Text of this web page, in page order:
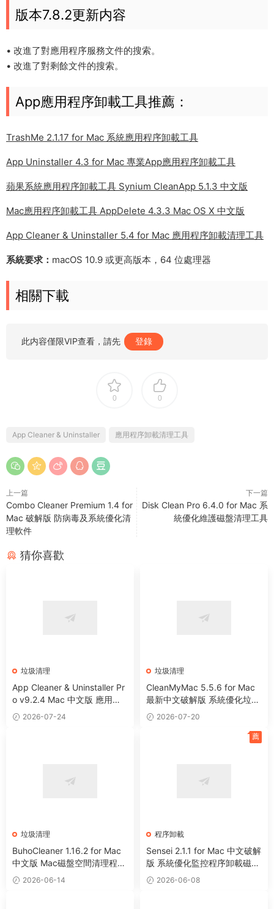
版本7.8.2更新内容
• 改進了對應用程序服務文件的搜索。
• 改進了對剩餘文件的搜索。
App應用程序卸載工具推薦：
TrashMe 2.1.17 for Mac 系統應用程序卸載工具
App Uninstaller 4.3 for Mac 專業App應用程序卸載工具
蘋果系統應用程序卸載工具 Synium CleanApp 5.1.3 中文版
Mac應用程序卸載工具 AppDelete 4.3.3 Mac OS X 中文版
App Cleaner & Uninstaller 5.4 for Mac 應用程序卸載清理工具
系統要求： macOS 10.9 或更高版本，64 位處理器
相關下載
此内容僅限VIP查看，請先 登錄
0 0
App Cleaner & Uninstaller 應用程序卸載清理工具
上一篇
Combo Cleaner Premium 1.4 for
Mac 破解版 防病毒及系統優化清
理軟件
下一篇
Disk Clean Pro 6.4.0 for Mac 系
統優化維護磁盤清理工具
猜你喜歡
垃圾清理
App Cleaner & Uninstaller Pr
o v9.2.4 Mac 中文版 應用程
序卸載清理工具
2026-07-24
垃圾清理
CleanMyMac 5.5.6 for Mac
最新中文破解版 系統優化垃圾
清理工具
2026-07-20
垃圾清理
BuhoCleaner 1.16.2 for Mac
中文版 Mac磁盤空間清理程序
卸載系統優化工具
2026-06-14
程序卸載
Sensei 2.1.1 for Mac 中文破解
版 系統優化監控程序卸載磁盤
清理工具
2026-06-08
薦